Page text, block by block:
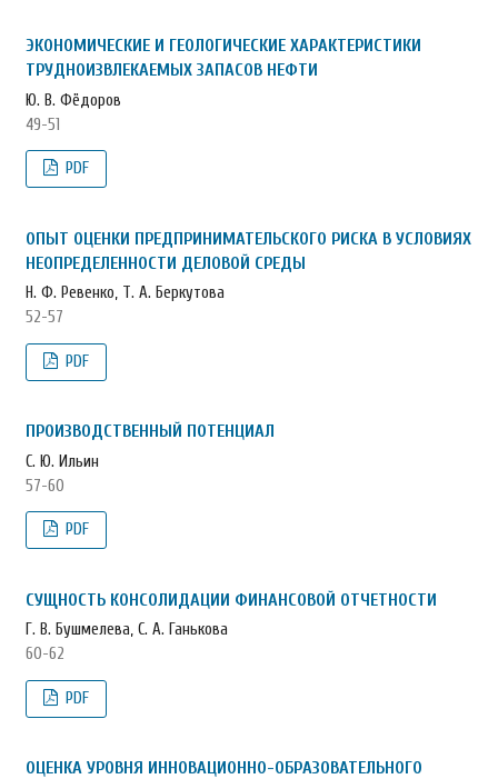
ЭКОНОМИЧЕСКИЕ И ГЕОЛОГИЧЕСКИЕ ХАРАКТЕРИСТИКИ
ТРУДНОИЗВЛЕКАЕМЫХ ЗАПАСОВ НЕФТИ
Ю. В. Фёдоров
49-51
PDF
ОПЫТ ОЦЕНКИ ПРЕДПРИНИМАТЕЛЬСКОГО РИСКА В УСЛОВИЯХ
НЕОПРЕДЕЛЕННОСТИ ДЕЛОВОЙ СРЕДЫ
Н. Ф. Ревенко, Т. А. Беркутова
52-57
PDF
ПРОИЗВОДСТВЕННЫЙ ПОТЕНЦИАЛ
С. Ю. Ильин
57-60
PDF
СУЩНОСТЬ КОНСОЛИДАЦИИ ФИНАНСОВОЙ ОТЧЕТНОСТИ
Г. В. Бушмелева, С. А. Ганькова
60-62
PDF
ОЦЕНКА УРОВНЯ ИННОВАЦИОННО-ОБРАЗОВАТЕЛЬНОГО